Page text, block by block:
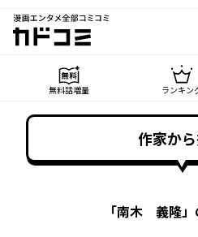
漫画エンタメ全部コミコミ
カドコミ
無料話増量 ランキン
作家か
「南木 義隆